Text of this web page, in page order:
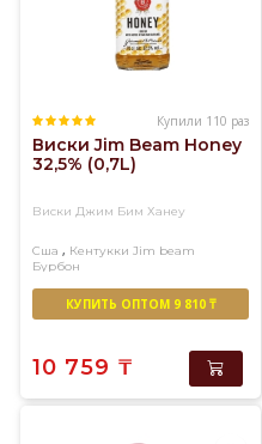
Купили 110 раз
Виски Jim Beam Honey
32,5% (0,7L)
Виски Джим Бим Ханеу
Сша , Кентукки Jim beam
Бурбон
КУПИТЬ ОПТОМ 9 810 ₸
10 759 ₸